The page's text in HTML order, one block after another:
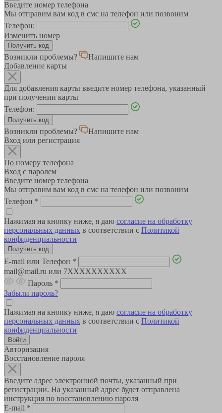
Введите номер телефона
Мы отправим вам код в смс на телефон или позвоним
Телефон:
Изменить номер
Возникли проблемы?
Напишите нам
Добавление карты
Для добавления карты введите номер телефона, указанный
при получении карты
Телефон:
Возникли проблемы?
Напишите нам
Вход или регистрация
По номеру телефона
Вход с паролем
Введите номер телефона
Мы отправим вам код в смс на телефон или позвоним
Телефон *
Нажимая на кнопку ниже, я даю согласие на обработку
персональных данных в соответствии с Политикой
конфиденциальности
E-mail или Телефон *
mail@mail.ru или 7XXXXXXXXXX
Пароль *
Забыли пароль?
Нажимая на кнопку ниже, я даю согласие на обработку
персональных данных в соответствии с Политикой
конфиденциальности
Авторизация
Восстановление пароля
Введите адрес электронной почты, указанный при
регистрации. На указанный адрес будет отправлена
инструкция по восстановлению пароля
E-mail *